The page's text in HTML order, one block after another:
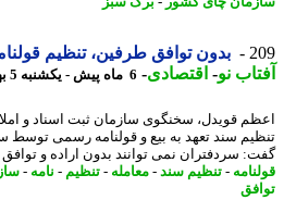
بدون توافق طرفین، تنظیم
نو- اقتصادی-6 ماه پیش - یکشنبه 5 بهمن 1404، 16:21
قویدل، سخنگوی سازمان ثبت اسناد و املاک
سند تعهد به بیع و قولنامه رسمی توسط
سردفتران نمی توانند بدون اراده و توافق ...
-تنظیم سند -معامله-تنظیم-نامه -سازمان